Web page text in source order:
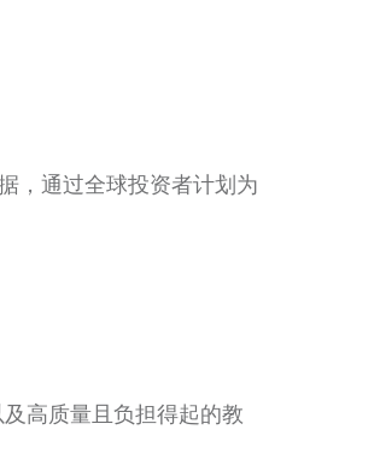
，通过全球投资者计划为
高质量且负担得起的教